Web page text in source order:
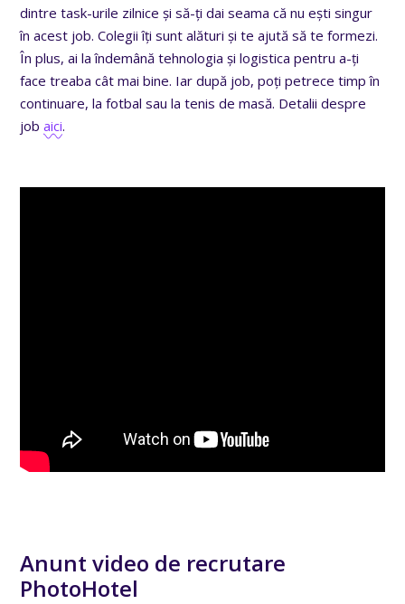
dintre task-urile zilnice și să-ți dai seama că nu ești singur
în acest job. Colegii îți sunt alături și te ajută să te formezi.
În plus, ai la îndemână tehnologia și logistica pentru a-ți
face treaba cât mai bine. Iar după job, poți petrece timp în
continuare, la fotbal sau la tenis de masă. Detalii despre
jobaici.
Anunt video de recrutare
PhotoHotel